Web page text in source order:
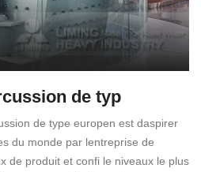
de typ
de type europen est daspirer
du monde par lentreprise de
de produit et confi le niveaux le plus